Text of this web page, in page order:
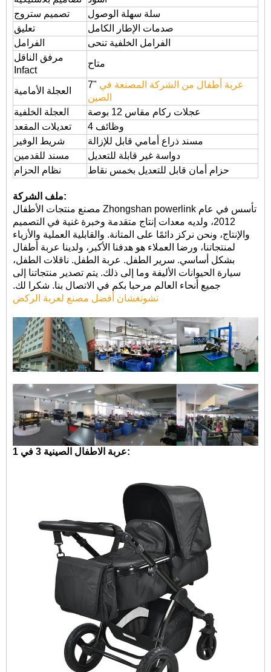
تصميم ستروج
سلة سهلة الوصول
تعليق
صدمات الإطار الكامل
الفرامل
الفرامل الخلفية تنحى
مرفق الناقل
Infact
متاح
العجلة الأمامية
7" عربة أطفال من الشركة المصنعة في
الصين
العجلة الخلفية
عجلات ركام مقاس 12 بوصة
تعديلات المقعد
4 وظائف
شريط الوفير
مسند ذراع أمامي قابل للإزالة
مسند للقدمين
دواسة غير قابلة للتعديل
نظام الحزام
حزام أمان قابل للتعديل بخمس نقاط
ملف الشركة:
مصنع منتجات الأطفال Zhongshan powerlink تأسس في عام
2012، ولديه معدات إنتاج متقدمة وخبرة غنية في التصميم
والإنتاج، ونحن نركز دائمًا على المتانة. والقابلية العملية والأزياء
لمنتجاتنا، ورضا العملاء هو هدفنا الأكبر، ولدينا عربة أطفال
بشكل أساسي. سرير الطفل. عربة الطفل. ناقلات الطفل،
سيارة الحيوانات الأليفة وما إلى ذلك. يتم تصدير منتجاتنا إلى
جميع أنحاء العالم مرحبا بكم في الاتصال بنا. شكرا لك.
تشونغشان أفضل مصنع لعربة الركض
عربة الاطفال الصينية 3 في 1: